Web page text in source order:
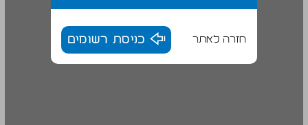
חזרה לאתר כניסת רשומים